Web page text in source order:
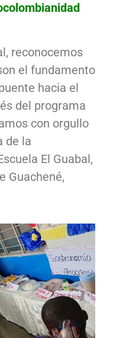
reconocemos
el fundamento
hacia el
del programa
con orgullo
de la
El Guabal,
Guachené,